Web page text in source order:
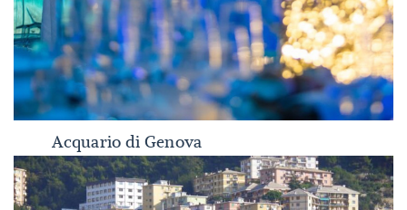
Acquario di Genova